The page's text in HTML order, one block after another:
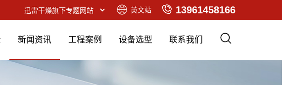
13961458166
英文站
新闻资讯 工程案例 设备选型 联系我们